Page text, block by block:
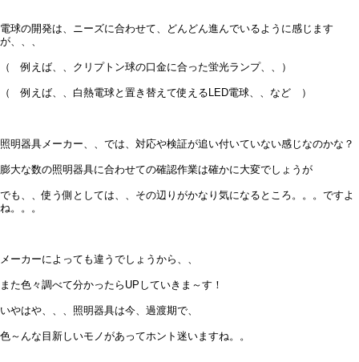
電球の開発は、ニーズに合わせて、どんどん進んでいるように感じます
が、、、
（ 例えば、、クリプトン球の口金に合った蛍光ランプ、、）
（ 例えば、、白熱電球と置き替えて使えるLED電球、、など ）
照明器具メーカー、、では、対応や検証が追い付いていない感じなのかな？
膨大な数の照明器具に合わせての確認作業は確かに大変でしょうが
でも、、使う側としては、、その辺りがかなり気になるところ。。。ですよ
ね。。。
メーカーによっても違うでしょうから、、
また色々調べて分かったらUPしていきま～す！
いやはや、、、照明器具は今、過渡期で、
色～んな目新しいモノがあってホント迷いますね。。